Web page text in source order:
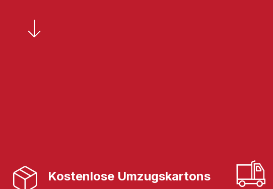
Kostenlose Umzugskartons